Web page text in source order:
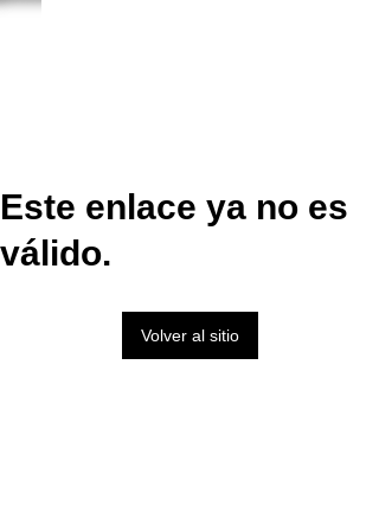
Este enlace ya no es
válido.
Volver al sitio